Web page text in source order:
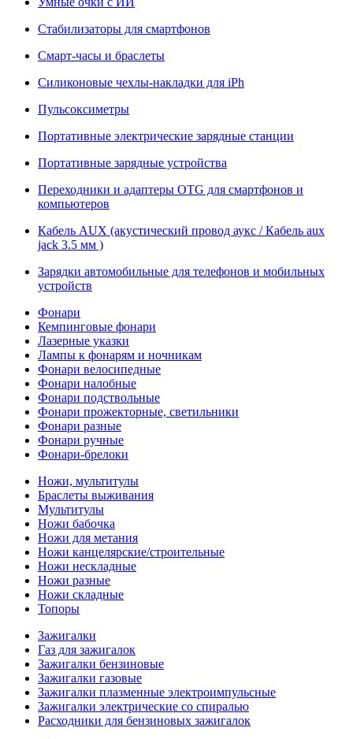
Стабилизаторы для смартфонов
Смарт-часы и браслеты
Силиконовые чехлы-накладки для iPh
Пульсоксиметры
Портативные электрические зарядные станции
Портативные зарядные устройства
Переходники и адаптеры OTG для смартфонов и
компьютеров
Кабель AUX (акустический провод аукс / Кабель aux
jack 3.5 мм )
Зарядки автомобильные для телефонов и мобильных
устройств
Фонари
Кемпинговые фонари
Лазерные указки
Лампы к фонарям и ночникам
Фонари велосипедные
Фонари налобные
Фонари подствольные
Фонари прожекторные, светильники
Фонари разные
Фонари ручные
Фонари-брелоки
Ножи, мультитулы
Браслеты выживания
Мультитулы
Ножи бабочка
Ножи для метания
Ножи канцелярские/строительные
Ножи нескладные
Ножи разные
Ножи складные
Топоры
Зажигалки
Газ для зажигалок
Зажигалки бензиновые
Зажигалки газовые
Зажигалки плазменные электроимпульсные
Зажигалки электрические со спиралью
Расходники для бензиновых зажигалок